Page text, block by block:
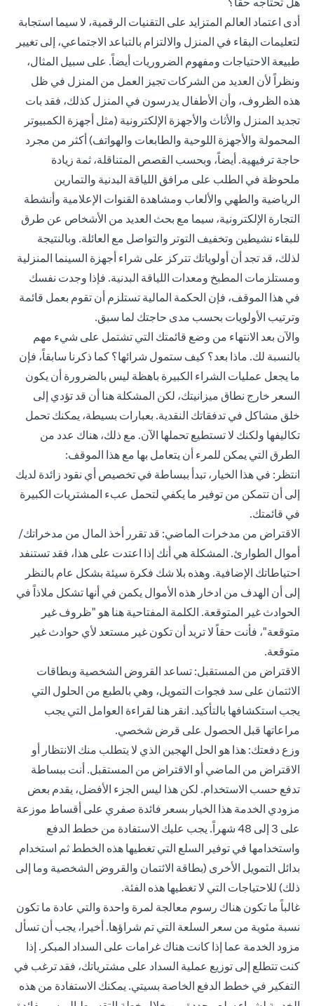
أدى اعتماد العالم المتزايد على التقنيات الرقمية، لا سيما استجابة
لتعليمات البقاء في المنزل والالتزام بالتباعد الاجتماعي، إلى تغيير
طبيعة الاحتياجات ومفهوم الضروريات أيضاً. على سبيل المثال،
ونظراً لأن العديد من الشركات تجيز العمل من المنزل في ظل
هذه الظروف، وأن الأطفال يدرسون في المنزل كذلك، فقد بات
تجديد المنزل والأثاث والأجهزة الإلكترونية (مثل أجهزة الكمبيوتر
المحمولة والأجهزة اللوحية والطابعات والهواتف) أكثر من مجرد
حاجة ترفيهية. أيضاً، وبحسب القصص المتناقلة، ثمة زيادة
ملحوظة في الطلب على مرافق اللياقة البدنية والتمارين
الرياضية والطهي والألعاب ومشاهدة القنوات الإعلامية وأنشطة
التجارة الإلكترونية، سيما مع بحث العديد من الأشخاص عن طرق
للبقاء نشيطين وتخفيف التوتر والتواصل مع العائلة. وبالنتيجة
لذلك، قد تجد أن أولوياتك تتركز على شراء أجهزة السينما المنزلية
ومستلزمات المطبخ ومعدات اللياقة البدنية. فإذا وجدت نفسك
في هذا الموقف، فإن الحكمة المالية تستلزم أن تقوم بعمل قائمة
وترتيب الأولويات بحسب مدى حاجتك لما سبق.
والآن بعد الانتهاء من وضع قائمتك التي تشتمل على شيء مهم
بالنسبة لك. ماذا بعد؟ كيف ستمول شرائها؟ كما ذكرنا سابقاً، فإن
ما يجعل عمليات الشراء الكبيرة باهظة ليس بالضرورة أن يكون
السعر خارج نطاق ميزانيتك، لكن المشكلة هنا أن قد تؤدي إلى
خلق مشاكل في تدفقاتك النقدية. بعبارات بسيطة، يمكنك تحمل
تكاليفها ولكنك لا تستطيع تحملها الآن. مع ذلك، هناك عدد من
الطرق التي يمكن للمرء أن يتعامل بها مع هذا الموقف:
انتظر: في هذا الخيار، تبدأ ببساطة في تخصيص أي نقود زائدة لديك
إلى أن تتمكن من توفير ما يكفي لتحمل عبء المشتريات الكبيرة
في قائمتك.
الاقتراض من مدخرات الماضي: قد تقرر أخذ المال من مدخراتك/
أموال الطوارئ. المشكلة هي أنك إذا اعتدت على هذا، فقد تستنفد
احتياطاتك الإضافية. وهذه بلا شك فكرة سيئة بشكل عام بالنظر
إلى أن الهدف من ادخار هذه الأموال يكمن في أنها تشكل ملاذاً في
الحوادث غير المتوقعة. الكلمة المفتاحية هنا هو "ظروف غير
متوقعة"، فأنت حقاً لا تريد أن تكون غير مستعد لأي حوادث غير
متوقعة.
الاقتراض من المستقبل: تساعد القروض الشخصية وبطاقات
الائتمان على سد فجوات التمويل، وهي بالطبع من الحلول التي
يجب استكشافها بالتأكيد. انقر هنا لقراءة العوامل التي يجب
مراعاتها قبل الحصول على قرض شخصي.
وزع دفعتك: هذا هو الحل الهجين الذي لا يتطلب منك الانتظار أو
الاقتراض من الماضي أو الاقتراض من المستقبل. أنت ببساطة
تدفع حسب الاستخدام. لكن هذا ليس الجزء الأفضل، يقدم بعض
مزودي الخدمة هذا الخيار بسعر فائدة صفري على أقساط موزعة
على 3 إلى 48 شهراً. يجب عليك الاستفادة من خطط الدفع
واستخدامها في توفير السلع التي تغطيها هذه الخطط ثم استخدام
بدائل التمويل الأخرى (بطاقة الائتمان والقروض الشخصية وما إلى
ذلك) للاحتياجات التي لا تغطيها هذه الفئة.
غالباً ما تكون هناك رسوم معالجة لمرة واحدة والتي عادة ما تكون
نسبة مئوية من سعر السلعة التي تم شراؤها. أخيرا، يجب أن تسأل
مزود الخدمة عما إذا كانت هناك غرامات على السداد المبكر. إذا
كنت تتطلع إلى توزيع عملية السداد على مشترياتك، فقد ترغب في
التفكير في خطط الدفع الخاصة بسيتي. يمكنك الاستفادة من هذه